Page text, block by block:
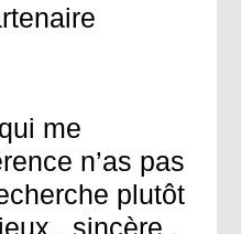
me
n’as pas
plutôt
, sincère ,